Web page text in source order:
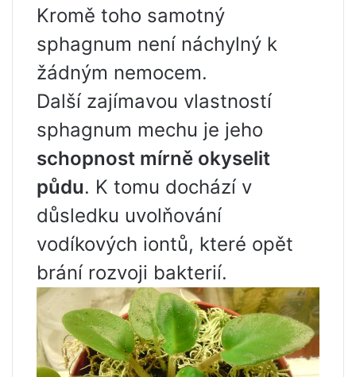
Kromě toho samotný
sphagnum není náchylný k
žádným nemocem.
Další zajímavou vlastností
sphagnum mechu je jeho
schopnost mírně okyselit
půdu. K tomu dochází v
důsledku uvolňování
vodíkových iontů, které opět
brání rozvoji bakterií.